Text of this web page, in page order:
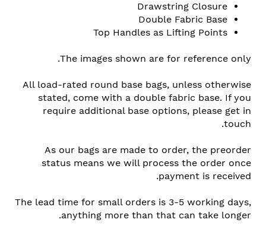
Drawstring Closure
Double Fabric Base
Top Handles as Lifting Points
The images shown are for reference only.
All load-rated round base bags, unless otherwise
stated, come with a double fabric base. If you
require additional base options, please get in
touch.
As our bags are made to order, the preorder
status means we will process the order once
payment is received.
The lead time for small orders is 3-5 working days,
anything more than that can take longer.